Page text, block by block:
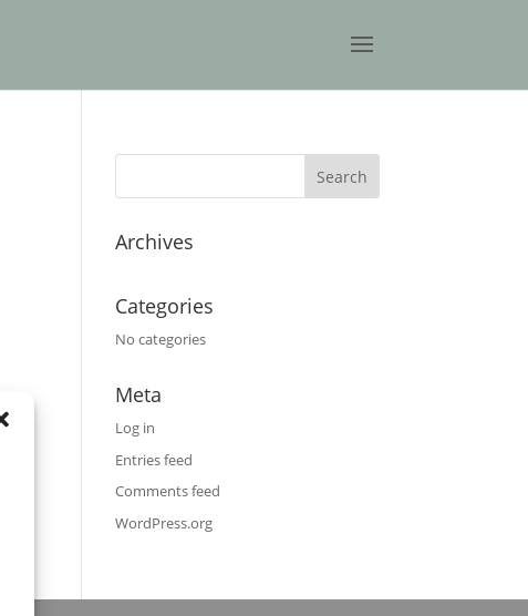
Archives
Categories
No categories
Meta
Log in
Entries feed
Comments feed
WordPress.org